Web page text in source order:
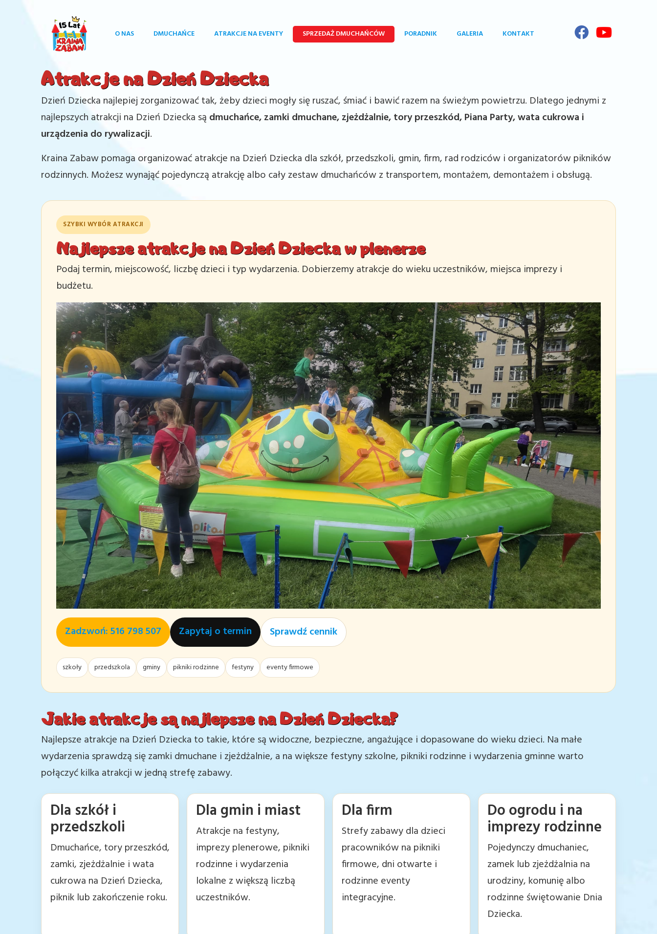
O NAS DMUCHAŃCE ATRAKCJE NA EVENTY SPRZEDAŻ DMUCHAŃCÓW PORADNIK GALERIA KONTAKT
Atrakcje na Dzień Dziecka
Dzień Dziecka najlepiej zorganizować tak, żeby dzieci mogły się ruszać, śmiać i bawić razem na świeżym powietrzu. Dlatego jednymi z
najlepszych atrakcji na Dzień Dziecka są dmuchańce, zamki dmuchane, zjeżdżalnie, tory przeszkód, Piana Party, wata cukrowa i
urządzenia do rywalizacji.
Kraina Zabaw pomaga organizować atrakcje na Dzień Dziecka dla szkół, przedszkoli, gmin, firm, rad rodziców i organizatorów pikników
rodzinnych. Możesz wynająć pojedynczą atrakcję albo cały zestaw dmuchańców z transportem, montażem, demontażem i obsługą.
SZYBKI WYBÓR ATRAKCJI
Najlepsze atrakcje na Dzień Dziecka w plenerze
Podaj termin, miejscowość, liczbę dzieci i typ wydarzenia. Dobierzemy atrakcje do wieku uczestników, miejsca imprezy i
budżetu.
Zadzwoń: 516 798 507 Zapytaj o termin Sprawdź cennik
szkoły przedszkola gminy pikniki rodzinne festyny eventy firmowe
Jakie atrakcje są najlepsze na Dzień Dziecka?
Najlepsze atrakcje na Dzień Dziecka to takie, które są widoczne, bezpieczne, angażujące i dopasowane do wieku dzieci. Na małe
wydarzenia sprawdzą się zamki dmuchane i zjeżdżalnie, a na większe festyny szkolne, pikniki rodzinne i wydarzenia gminne warto
połączyć kilka atrakcji w jedną strefę zabawy.
Dla szkół i
przedszkoli
Dmuchańce, tory przeszkód,
zamki, zjeżdżalnie i wata
cukrowa na Dzień Dziecka,
piknik lub zakończenie roku.
Dla gmin i miast
Atrakcje na festyny,
imprezy plenerowe, pikniki
rodzinne i wydarzenia
lokalne z większą liczbą
uczestników.
Dla firm
Strefy zabawy dla dzieci
pracowników na pikniki
firmowe, dni otwarte i
rodzinne eventy
integracyjne.
Do ogrodu i na
imprezy rodzinne
Pojedynczy dmuchaniec,
zamek lub zjeżdżalnia na
urodziny, komunię albo
rodzinne świętowanie Dnia
Dziecka.